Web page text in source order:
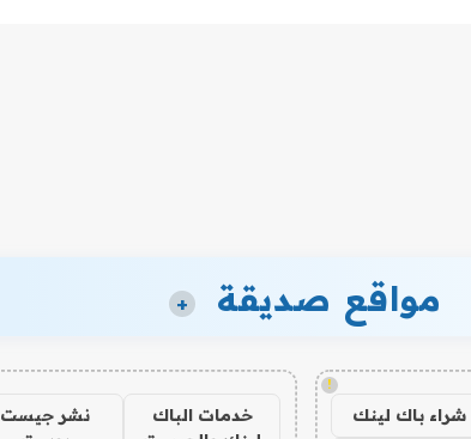
مواقع صديقة +
!
شراء باك لينك
خدمات الباك
نشر جيست